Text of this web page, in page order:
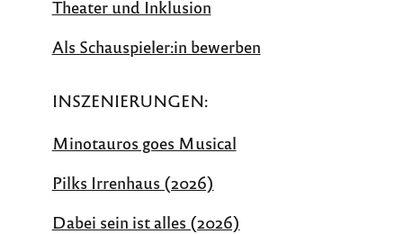
Theater und Inklusion
Als Schau­spieler:in bewerben
INSZENIERUNGEN:
Minotauros goes Musical
Pilks Irrenhaus (2026)
Dabei sein ist alles (2026)